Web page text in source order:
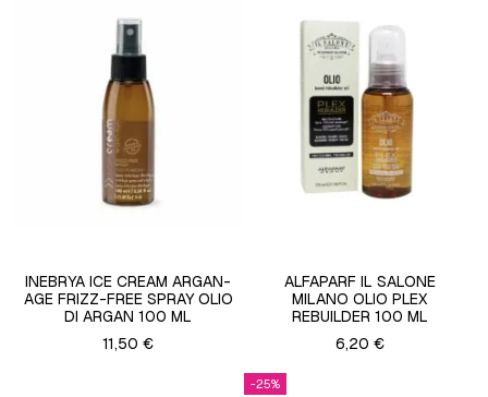
INEBRYA ICE CREAM ARGAN-
AGE FRIZZ-FREE SPRAY OLIO
DI ARGAN 100 ML
11,50 €
ALFAPARF IL SALONE
MILANO OLIO PLEX
REBUILDER 100 ML
6,20 €
-25%